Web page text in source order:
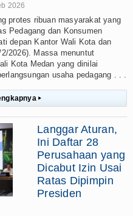
2026
protes ribuan masyarakat yang
Pedagang dan Konsumen
depan Kantor Wali Kota dan
2026). Massa menuntut
Kota Medan yang dinilai
usaha pedagang . . .
▸
Langgar Aturan,
Ini Daftar 28
Perusahaan yang
Dicabut Izin Usai
Ratas Dipimpin
Presiden